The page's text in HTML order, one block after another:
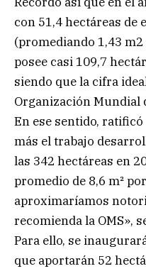
con 51,4 hectáreas de
(promediando 1,43
posee casi 109,7
siendo que la cifra
Organización Mundial
En ese sentido,
más el trabajo
las 342 hectáreas en
promedio de 8,6 m²
aproximaríamos
recomienda la OMS»,
Para ello, se
que aportarán 52